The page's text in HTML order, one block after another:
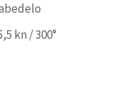
kn / 300°